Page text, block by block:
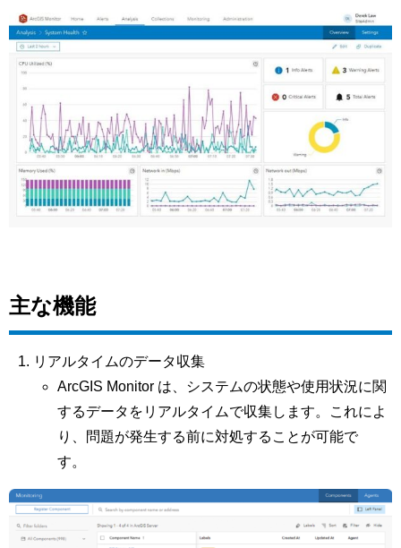
主な機能
リアルタイムのデータ収集
ArcGIS Monitor は、システムの状態や使用状況に関
するデータをリアルタイムで収集します。これによ
り、問題が発生する前に対処することが可能で
す。